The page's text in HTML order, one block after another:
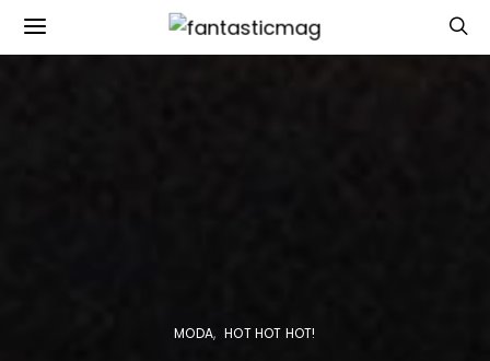
MODA HOT HOT HOT!